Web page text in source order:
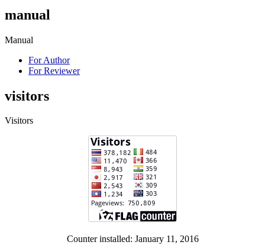
manual
Manual
For Author
For Reviewer
visitors
Visitors
Counter installed: January 11, 2016